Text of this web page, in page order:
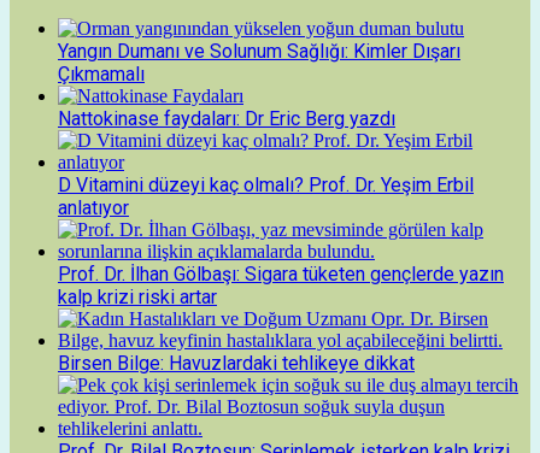
Yangın Dumanı ve Solunum Sağlığı: Kimler Dışarı
Çıkmamalı
Nattokinase faydaları: Dr Eric Berg yazdı
D Vitamini düzeyi kaç olmalı? Prof. Dr. Yeşim Erbil
anlatıyor
Prof. Dr. İlhan Gölbaşı: Sigara tüketen gençlerde yazın
kalp krizi riski artar
Birsen Bilge: Havuzlardaki tehlikeye dikkat